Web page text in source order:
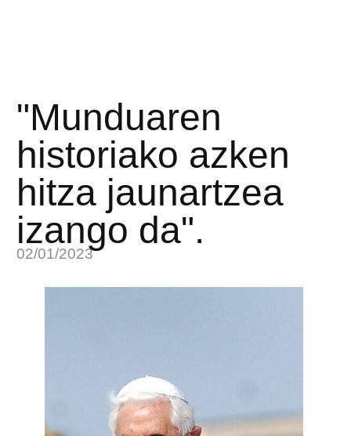
"Munduaren
historiako azken
hitza jaunartzea
izango da".
02/01/2023